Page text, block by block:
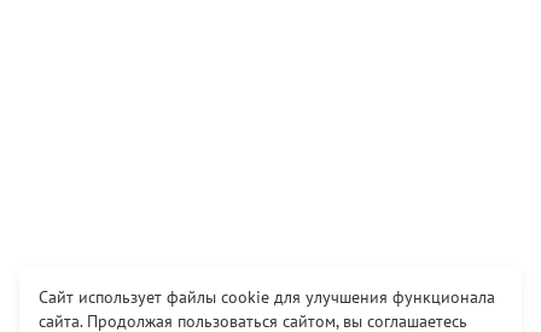
Сайт использует файлы cookie для улучшения функционала
сайта. Продолжая пользоваться сайтом, вы соглашаетесь